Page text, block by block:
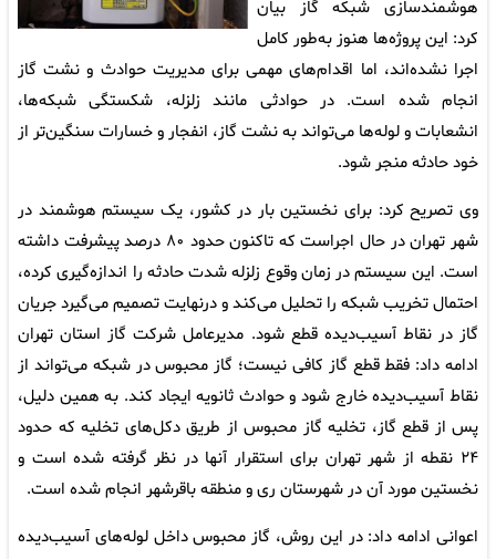
هوشمندسازی شبکه گاز بیان
کرد: این پروژه‌ها هنوز به‌طور کامل
اجرا نشده‌اند، اما اقدام‌های مهمی برای مدیریت حوادث و نشت گاز
انجام شده است. در حوادثی مانند زلزله، شکستگی شبکه‌ها،
انشعابات و لوله‌ها می‌تواند به نشت گاز، انفجار و خسارات سنگین‌تر از
خود حادثه منجر شود.
وی تصریح کرد: برای نخستین بار در کشور، یک سیستم هوشمند در
شهر تهران در حال اجراست که تاکنون حدود ۸۰ درصد پیشرفت داشته
است. این سیستم در زمان وقوع زلزله شدت حادثه را اندازه‌گیری کرده،
احتمال تخریب شبکه را تحلیل می‌کند و درنهایت تصمیم می‌گیرد جریان
گاز در نقاط آسیب‌دیده قطع شود. مدیرعامل شرکت گاز استان تهران
ادامه داد: فقط قطع گاز کافی نیست؛ گاز محبوس در شبکه می‌تواند از
نقاط آسیب‌دیده خارج شود و حوادث ثانویه ایجاد کند. به همین دلیل،
پس از قطع گاز، تخلیه گاز محبوس از طریق دکل‌های تخلیه که حدود
۲۴ نقطه از شهر تهران برای استقرار آنها در نظر گرفته شده است و
نخستین مورد آن در شهرستان ری و منطقه باقرشهر انجام شده است.
اعوانی ادامه داد: در این روش، گاز محبوس داخل لوله‌های آسیب‌دیده